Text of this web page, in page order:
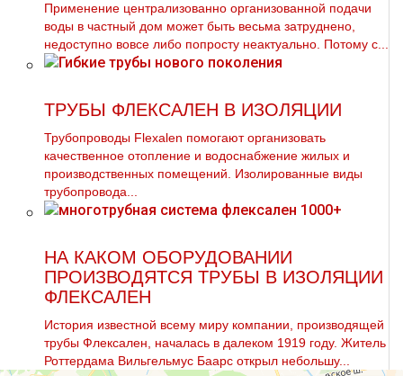
Применение централизованно организованной подачи
воды в частный дом может быть весьма затруднено,
недоступно вовсе либо попросту неактуально. Потому с...
ТРУБЫ ФЛЕКСАЛЕН В ИЗОЛЯЦИИ
Трубопроводы Flexalen помогают организовать
качественное отопление и водоснабжение жилых и
производственных помещений. Изолированные виды
трубопровода...
НА КАКОМ ОБОРУДОВАНИИ
ПРОИЗВОДЯТСЯ ТРУБЫ В ИЗОЛЯЦИИ
ФЛЕКСАЛЕН
История известной всему миру компании, производящей
трубы Флексален, началась в далеком 1919 году. Житель
Роттердама Вильгельмус Баарс открыл небольшу...